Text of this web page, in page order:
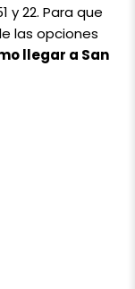
y 22. Para que
las opciones
llegar a San